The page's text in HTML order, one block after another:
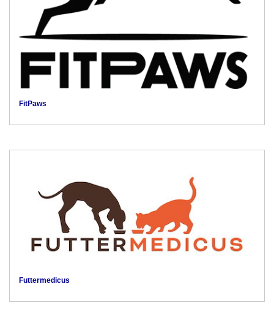
FitPaws
Futtermedicus